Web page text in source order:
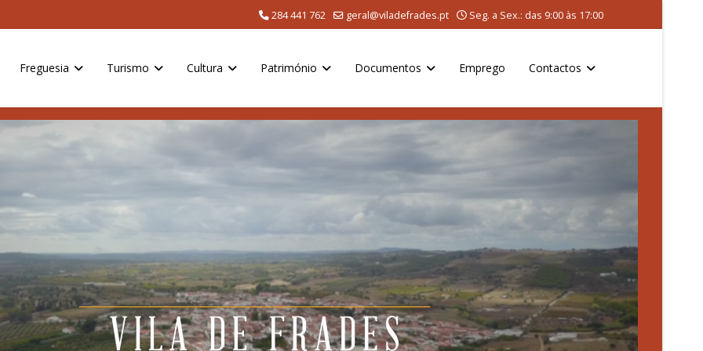
284 441 762 geral@viladefrades.pt Seg. a Sex.: das 9:00 às 17:00
Freguesia Turismo Cultura Património Documentos Emprego Contactos